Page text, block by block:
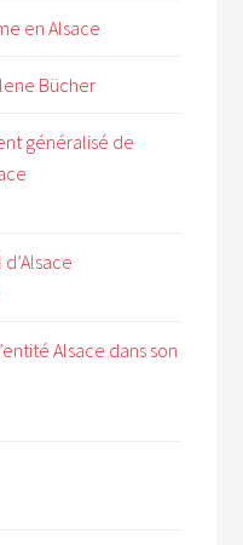
en Alsace
Bücher
généralisé de
Alsace dans son